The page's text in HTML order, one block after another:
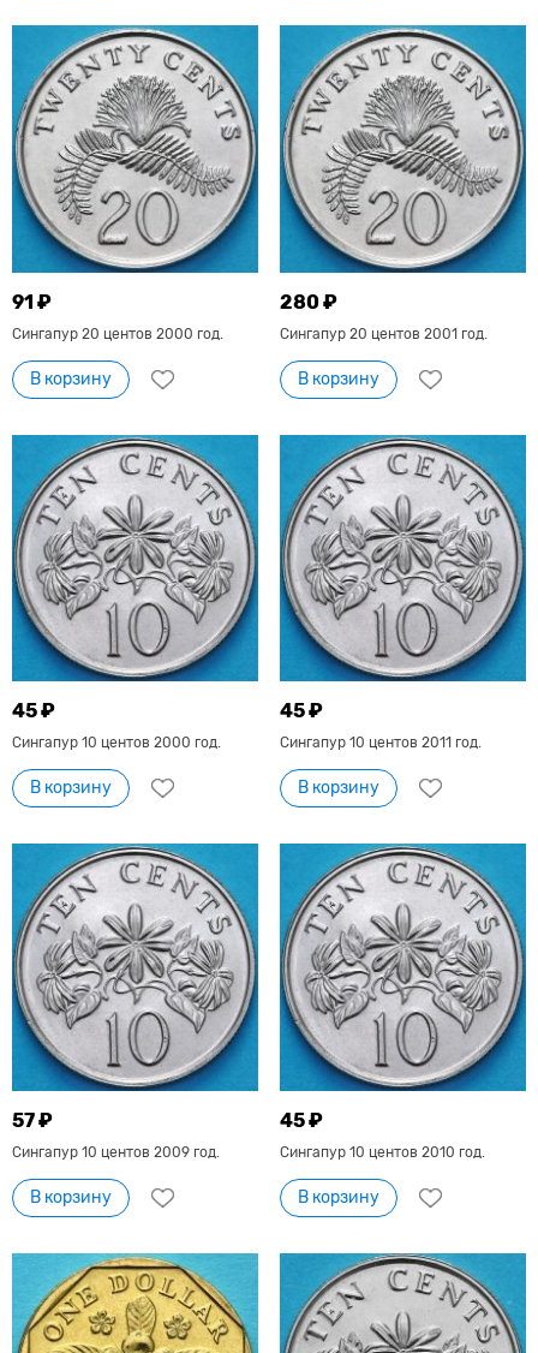
91 ₽
Сингапур 20 центов 2000 год.
В корзину
280 ₽
Сингапур 20 центов 2001 год.
В корзину
45 ₽
Сингапур 10 центов 2000 год.
В корзину
45 ₽
Сингапур 10 центов 2011 год.
В корзину
57 ₽
Сингапур 10 центов 2009 год.
В корзину
45 ₽
Сингапур 10 центов 2010 год.
В корзину